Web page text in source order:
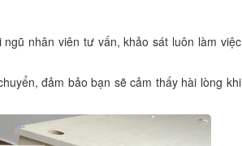
nhân viên tư vấn, khảo sát luôn làm việc
đảm bảo bạn sẽ cảm thấy hài lòng khi